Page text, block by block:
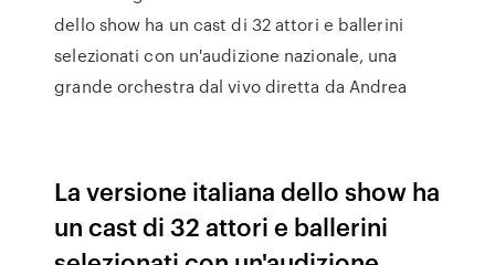
dello show ha un cast di 32 attori e ballerini
selezionati con un'audizione nazionale, una
grande orchestra dal vivo diretta da Andrea
La versione italiana dello show ha
un cast di 32 attori e ballerini